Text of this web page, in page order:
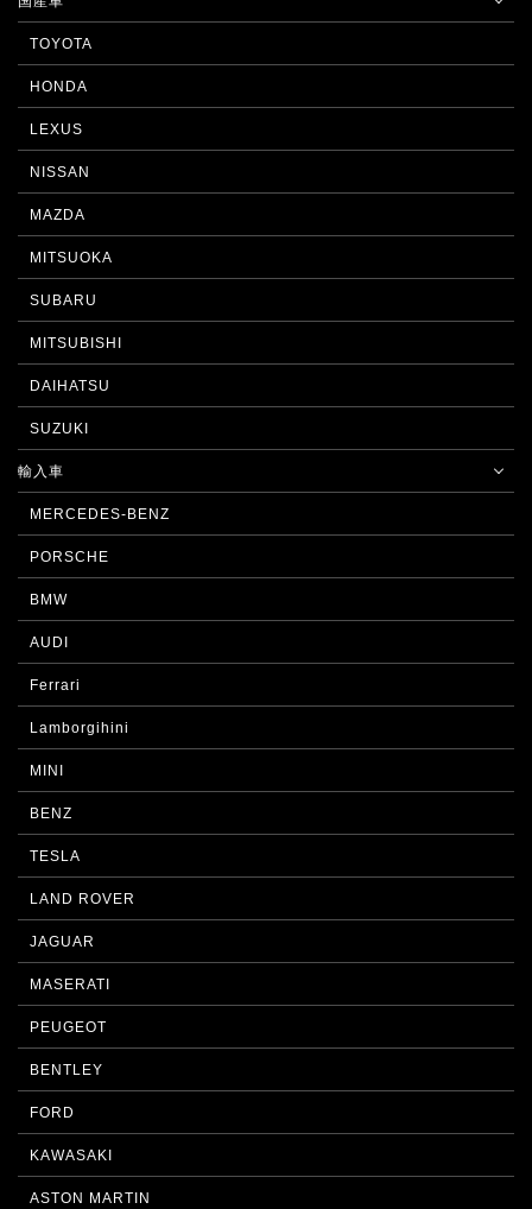
TOYOTA
HONDA
LEXUS
NISSAN
MAZDA
MITSUOKA
SUBARU
MITSUBISHI
DAIHATSU
SUZUKI
輸入車
MERCEDES-BENZ
PORSCHE
BMW
AUDI
Ferrari
Lamborgihini
MINI
BENZ
TESLA
LAND ROVER
JAGUAR
MASERATI
PEUGEOT
BENTLEY
FORD
KAWASAKI
ASTON MARTIN